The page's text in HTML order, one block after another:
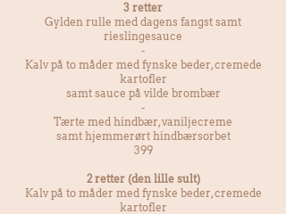
3 retter
Gylden rulle med dagens fangst samt
rieslingesauce
-
Kalv på to måder med fynske beder, cremede
kartofler
samt sauce på vilde brombær
-
Tærte med hindbær, vaniljecreme
samt hjemmerørt hindbærsorbet
399
2 retter (den lille sult)
Kalv på to måder med fynske beder, cremede
kartofler